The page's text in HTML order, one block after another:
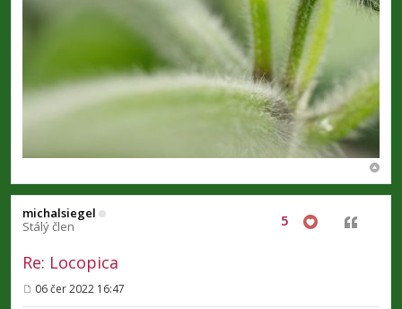
michalsiegel
Stálý člen
Re: Locopica
5 Citovat
06 čer 2022 16:47